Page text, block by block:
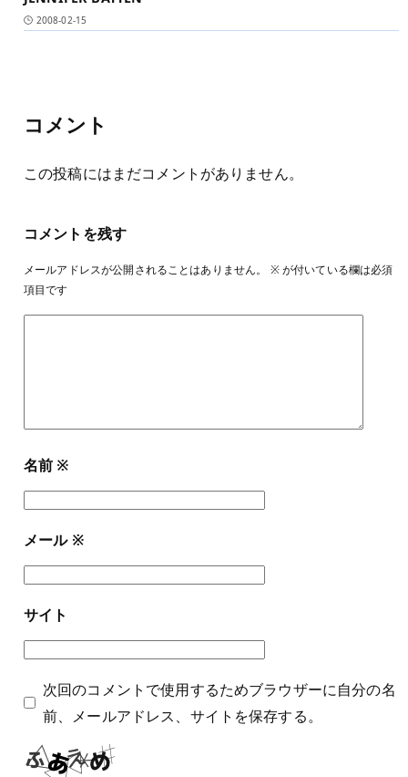
2008-02-15
コメント
この投稿にはまだコメントがありません。
コメントを残す
メールアドレスが公開されることはありません。 ※が付いている欄は必須
項目です
名前 ※
メール ※
サイト
次回のコメントで使用するためブラウザーに自分の名
前、メールアドレス、サイトを保存する。